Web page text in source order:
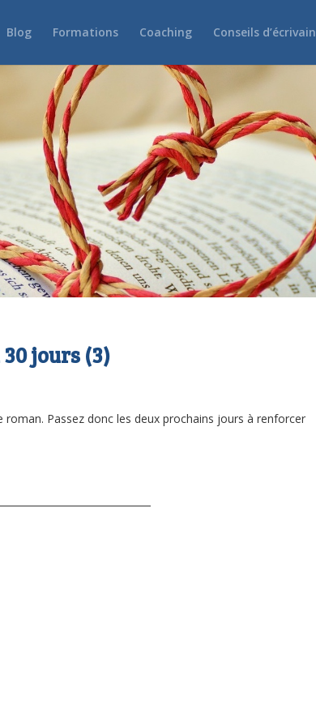
Blog Formations Coaching Conseils d’écrivain
jours (3)
Passez donc les deux prochains jours à renforcer